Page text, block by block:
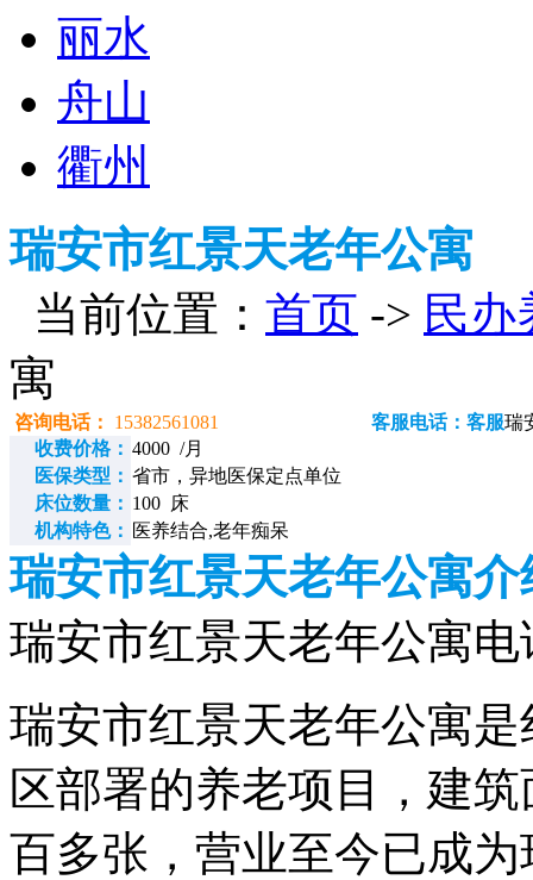
丽水
舟山
衢州
瑞安市红景天老年公寓
当前位置： 首页 -> 民办
寓
咨询电话： 15382561081 客服电话：客服瑞
收费价格： 4000 /月
医保类型： 省市，异地医保定点单位
床位数量： 100 床
机构特色： 医养结合,老年痴呆
瑞安市红景天老年公寓介
瑞安市红景天老年公寓电
瑞安市红景天老年公寓
区部署的养老项目，建
百多张，营业至今已成